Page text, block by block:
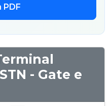
PDF
- Gate e